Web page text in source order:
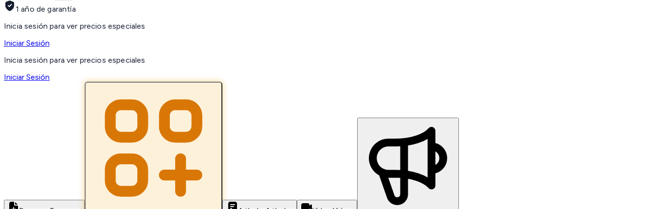
1 año de garantía
Inicia sesión para ver precios especiales
Iniciar Sesión
Inicia sesión para ver precios especiales
Iniciar Sesión